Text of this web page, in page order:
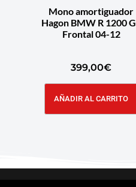
Mono amortiguador
Hagon BMW R 1200 GS
Frontal 04-12
399,00€
AÑADIR AL CARRITO